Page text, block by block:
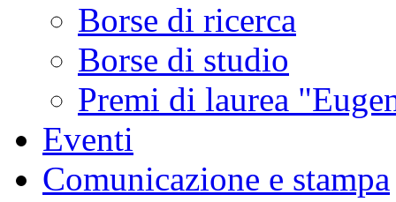
Borse di ricerca
Borse di studio
Premi di laurea
Eventi
Comunicazione e stampa